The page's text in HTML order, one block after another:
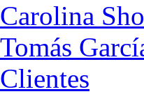
Carolina
Tomás
Clientes